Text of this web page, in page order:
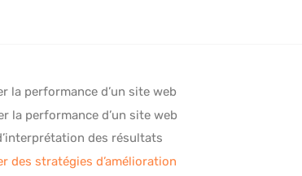
la performance d’un site web
la performance d’un site web
des résultats
des stratégies d’amélioration